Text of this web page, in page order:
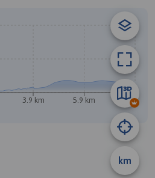
km
3.9 km 5.9 km 7.9 km